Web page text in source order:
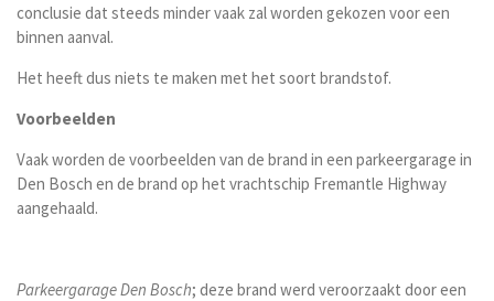
conclusie dat steeds minder vaak zal worden gekozen voor een
binnen aanval.
Het heeft dus niets te maken met het soort brandstof.
Voorbeelden
Vaak worden de voorbeelden van de brand in een parkeergarage in
Den Bosch en de brand op het vrachtschip Fremantle Highway
aangehaald.
Parkeergarage Den Bosch; deze brand werd veroorzaakt door een